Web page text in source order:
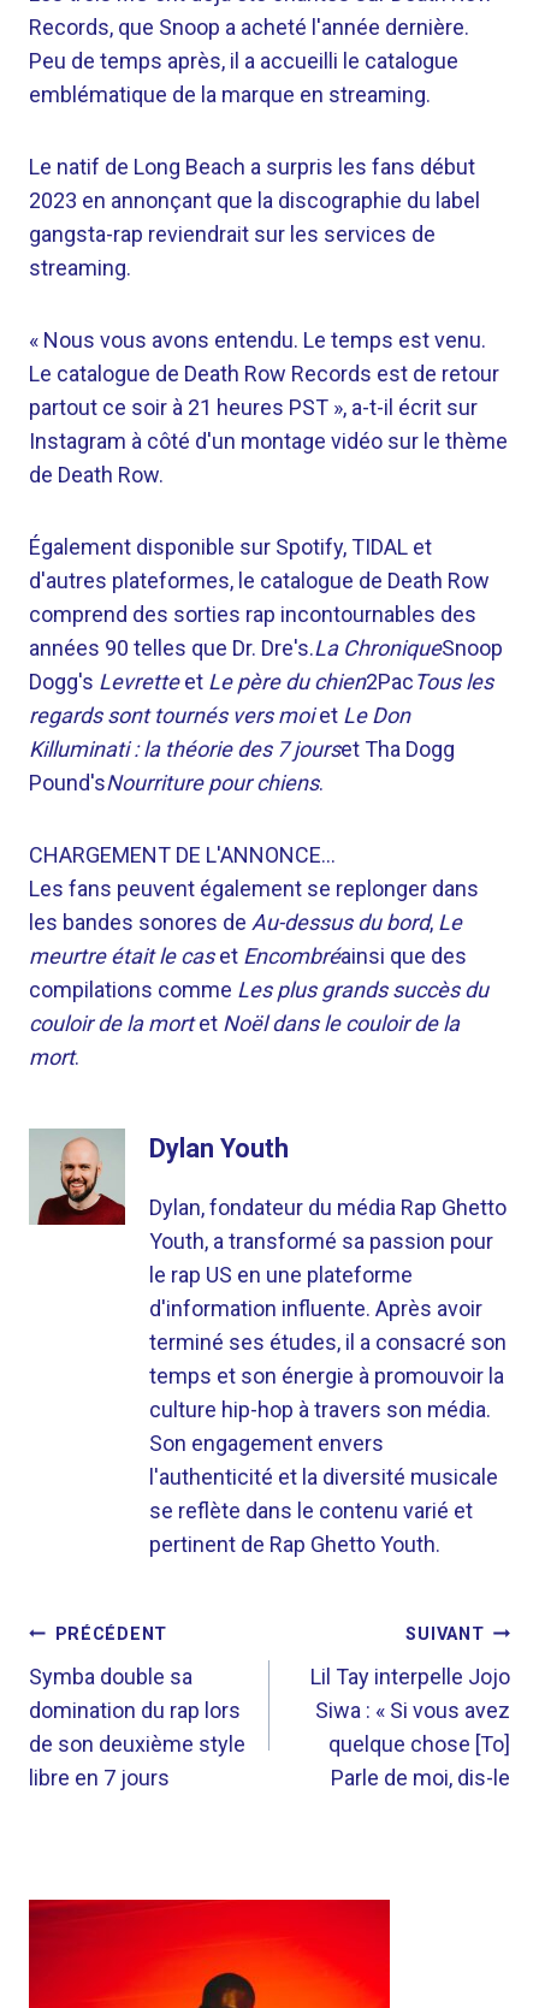
Records, que Snoop a acheté l'année dernière.
Peu de temps après, il a accueilli le catalogue
emblématique de la marque en streaming.
Le natif de Long Beach a surpris les fans début
2023 en annonçant que la discographie du label
gangsta-rap reviendrait sur les services de
streaming.
« Nous vous avons entendu. Le temps est venu.
Le catalogue de Death Row Records est de retour
partout ce soir à 21 heures PST », a-t-il écrit sur
Instagram à côté d'un montage vidéo sur le thème
de Death Row.
Également disponible sur Spotify, TIDAL et
d'autres plateformes, le catalogue de Death Row
comprend des sorties rap incontournables des
années 90 telles que Dr. Dre's.La ChroniqueSnoop
Dogg's Levretteet Le père du chien2PacTous les
regards sont tournés vers moiet Le Don
Killuminati : la théorie des 7 jourset Tha Dogg
Pound'sNourriture pour chiens.
CHARGEMENT DE L'ANNONCE…
Les fans peuvent également se replonger dans
les bandes sonores de Au-dessus du bord, Le
meurtre était le caset Encombréainsi que des
compilations comme Les plus grands succès du
couloir de la mortet Noël dans le couloir de la
mort.
Dylan Youth
Dylan, fondateur du média Rap Ghetto
Youth, a transformé sa passion pour
le rap US en une plateforme
d'information influente. Après avoir
terminé ses études, il a consacré son
temps et son énergie à promouvoir la
culture hip-hop à travers son média.
Son engagement envers
l'authenticité et la diversité musicale
se reflète dans le contenu varié et
pertinent de Rap Ghetto Youth.
NAVIGATION
DE
L’ARTICLE
PRÉCÉDENT
Symba double sa
domination du rap lors
de son deuxième style
libre en 7 jours
SUIVANT
Lil Tay interpelle Jojo
Siwa : « Si vous avez
quelque chose [To]
Parle de moi, dis-le